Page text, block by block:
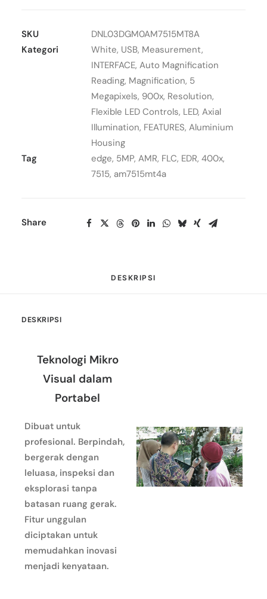
Edge
SKU
DNL03DGM0AM7515MT8A
Kategori
White, USB, Measurement,
INTERFACE, Auto Magnification
Reading, Magnification, 5
Megapixels, 900x, Resolution,
Flexible LED Controls, LED, Axial
Illumination, FEATURES, Aluminium
Housing
Tag
edge, 5MP, AMR, FLC, EDR, 400x,
7515, am7515mt4a
Share
DESKRIPSI
DESKRIPSI
Teknologi Mikro
Visual dalam
Portabel
Dibuat untuk
profesional. Berpindah,
bergerak dengan
leluasa, inspeksi dan
eksplorasi tanpa
batasan ruang gerak.
Fitur unggulan
diciptakan untuk
memudahkan inovasi
menjadi kenyataan.